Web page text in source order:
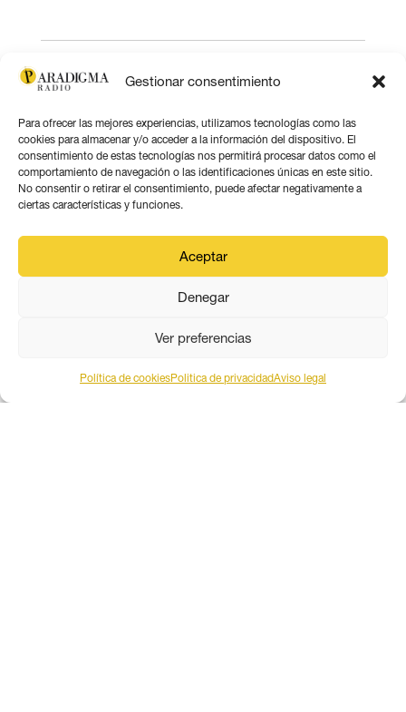
Gestionar consentimiento
Para ofrecer las mejores experiencias, utilizamos tecnologías como las
cookies para almacenar y/o acceder a la información del dispositivo. El
consentimiento de estas tecnologías nos permitirá procesar datos como el
comportamiento de navegación o las identificaciones únicas en este sitio.
No consentir o retirar el consentimiento, puede afectar negativamente a
ciertas características y funciones.
Aceptar
Denegar
Ver preferencias
Política de cookiesPolitica de privacidadAviso legal
PARADIGMA MEDIA ANDALUCÍA